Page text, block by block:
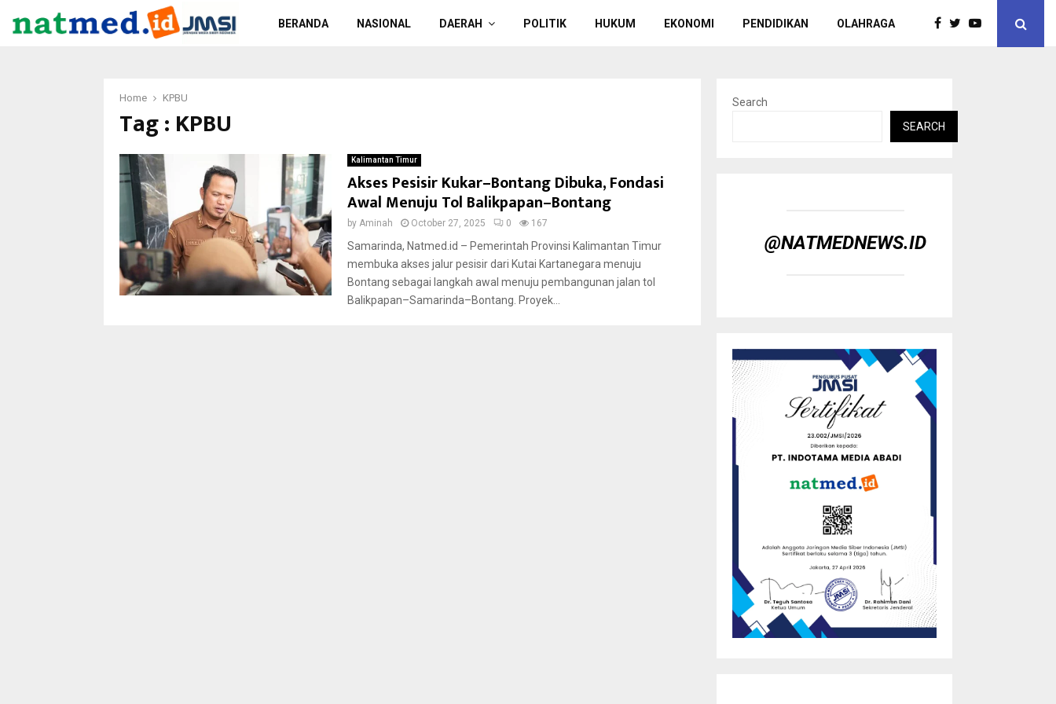
BERANDA NASIONAL DAERAH POLITIK HUKUM EKONOMI PENDIDIKAN OLAHRAGA
Home KPBU
Tag : KPBU
Kalimantan Timur
Akses Pesisir Kukar–Bontang Dibuka, Fondasi
Awal Menuju Tol Balikpapan–Bontang
by Aminah October 27, 2025 0 167
Samarinda, Natmed.id – Pemerintah Provinsi Kalimantan Timur
membuka akses jalur pesisir dari Kutai Kartanegara menuju
Bontang sebagai langkah awal menuju pembangunan jalan tol
Balikpapan–Samarinda–Bontang. Proyek...
Search
SEARCH
@NATMEDNEWS.ID